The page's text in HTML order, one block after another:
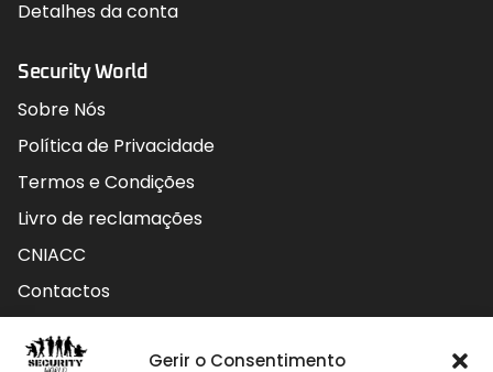
Gerir o Consentimento
Detalhes da conta
Security World
Sobre Nós
Política de Privacidade
Termos e Condições
Livro de reclamações
CNIACC
Contactos
Contactos